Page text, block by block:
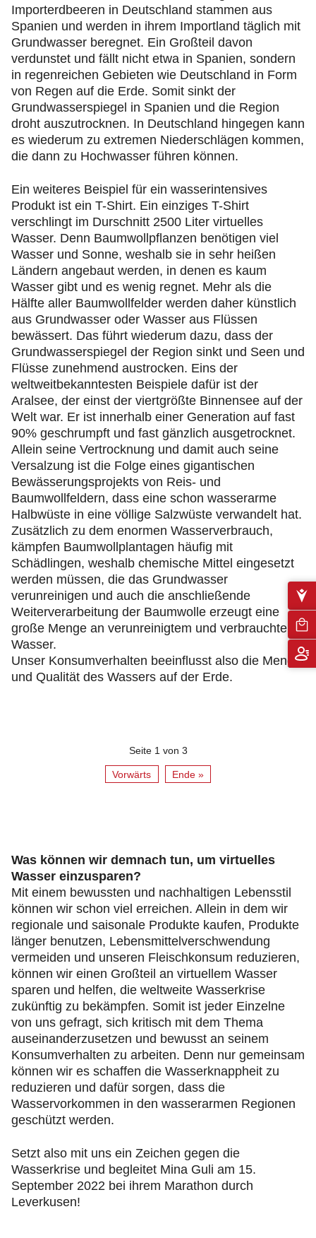
Importerdbeeren in Deutschland stammen aus
Spanien und werden in ihrem Importland täglich mit
Grundwasser beregnet. Ein Großteil davon
verdunstet und fällt nicht etwa in Spanien, sondern
in regenreichen Gebieten wie Deutschland in Form
von Regen auf die Erde. Somit sinkt der
Grundwasserspiegel in Spanien und die Region
droht auszutrocknen. In Deutschland hingegen kann
es wiederum zu extremen Niederschlägen kommen,
die dann zu Hochwasser führen können.
Ein weiteres Beispiel für ein wasserintensives
Produkt ist ein T-Shirt. Ein einziges T-Shirt
verschlingt im Durschnitt 2500 Liter virtuelles
Wasser. Denn Baumwollpflanzen benötigen viel
Wasser und Sonne, weshalb sie in sehr heißen
Ländern angebaut werden, in denen es kaum
Wasser gibt und es wenig regnet. Mehr als die
Hälfte aller Baumwollfelder werden daher künstlich
aus Grundwasser oder Wasser aus Flüssen
bewässert. Das führt wiederum dazu, dass der
Grundwasserspiegel der Region sinkt und Seen und
Flüsse zunehmend austrocken. Eins der
weltweitbekanntesten Beispiele dafür ist der
Aralsee, der einst der viertgrößte Binnensee auf der
Welt war. Er ist innerhalb einer Generation auf fast
90% geschrumpft und fast gänzlich ausgetrocknet.
Allein seine Vertrocknung und damit auch seine
Versalzung ist die Folge eines gigantischen
Bewässerungsprojekts von Reis- und
Baumwollfeldern, dass eine schon wasserarme
Halbwüste in eine völlige Salzwüste verwandelt hat.
Zusätzlich zu dem enormen Wasserverbrauch,
kämpfen Baumwollplantagen häufig mit
Schädlingen, weshalb chemische Mittel eingesetzt
werden müssen, die das Grundwasser
verunreinigen und auch die anschließende
Weiterverarbeitung der Baumwolle erzeugt eine
große Menge an verunreinigtem und verbrauchtem
Wasser.
Unser Konsumverhalten beeinflusst also die Menge
und Qualität des Wassers auf der Erde.
Seite 1 von 3
Vorwärts Ende »
Was können wir demnach tun, um virtuelles
Wasser einzusparen?
Mit einem bewussten und nachhaltigen Lebensstil
können wir schon viel erreichen. Allein in dem wir
regionale und saisonale Produkte kaufen, Produkte
länger benutzen, Lebensmittelverschwendung
vermeiden und unseren Fleischkonsum reduzieren,
können wir einen Großteil an virtuellem Wasser
sparen und helfen, die weltweite Wasserkrise
zukünftig zu bekämpfen. Somit ist jeder Einzelne
von uns gefragt, sich kritisch mit dem Thema
auseinanderzusetzen und bewusst an seinem
Konsumverhalten zu arbeiten. Denn nur gemeinsam
können wir es schaffen die Wasserknappheit zu
reduzieren und dafür sorgen, dass die
Wasservorkommen in den wasserarmen Regionen
geschützt werden.
Setzt also mit uns ein Zeichen gegen die
Wasserkrise und begleitet Mina Guli am 15.
September 2022 bei ihrem Marathon durch
Leverkusen!